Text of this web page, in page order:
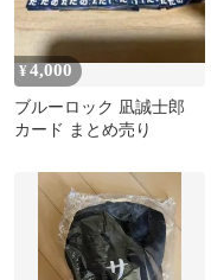
¥4,000
ブルーロック 凪誠士郎
カード まとめ売り